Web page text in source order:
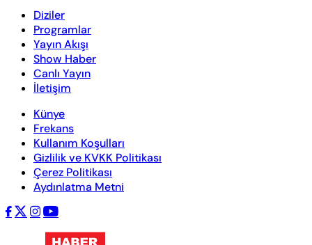
Diziler
Programlar
Yayın Akışı
Show Haber
Canlı Yayın
İletişim
Künye
Frekans
Kullanım Koşulları
Gizlilik ve KVKK Politikası
Çerez Politikası
Aydınlatma Metni